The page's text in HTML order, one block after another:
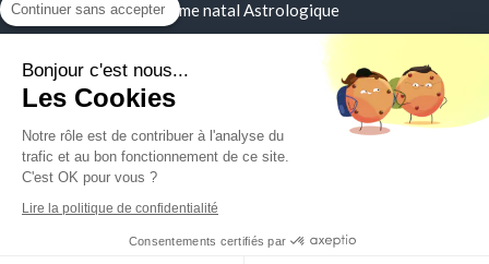
Thème natal Astrologique
Création et référencement du site par Simplébo
Continuer sans accepter
Bonjour c'est nous...
Les Cookies
Notre rôle est de contribuer à l'analyse du
trafic et au bon fonctionnement de ce site.
C'est OK pour vous ?
Lire la politique de confidentialité
Consentements certifiés par